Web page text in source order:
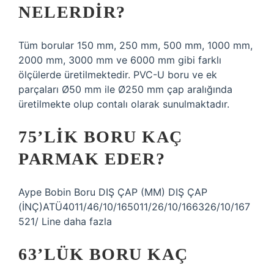
NELERDIR?
Tüm borular 150 mm, 250 mm, 500 mm, 1000 mm,
2000 mm, 3000 mm ve 6000 mm gibi farklı
ölçülerde üretilmektedir. PVC-U boru ve ek
parçaları Ø50 mm ile Ø250 mm çap aralığında
üretilmekte olup contalı olarak sunulmaktadır.
75’LIK BORU KAÇ
PARMAK EDER?
Aype Bobin Boru DIŞ ÇAP (MM) DIŞ ÇAP
(İNÇ)ATÜ4011/46/10/165011/26/10/166326/10/167
521/ Line daha fazla
63’LÜK BORU KAÇ